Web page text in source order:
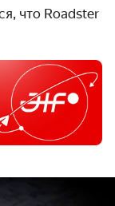
что Roadster